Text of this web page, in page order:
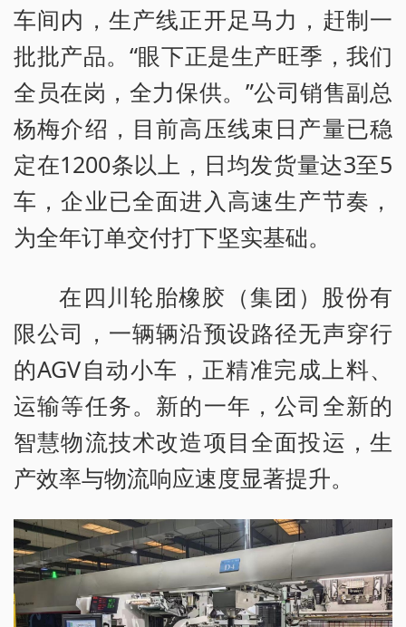
车间内，生产线正开足马力，赶制一
批批产品。“眼下正是生产旺季，我们
全员在岗，全力保供。”公司销售副总
杨梅介绍，目前高压线束日产量已稳
定在1200条以上，日均发货量达3至5
车，企业已全面进入高速生产节奏，
为全年订单交付打下坚实基础。
在四川轮胎橡胶（集团）股份有
限公司，一辆辆沿预设路径无声穿行
的AGV自动小车，正精准完成上料、
运输等任务。新的一年，公司全新的
智慧物流技术改造项目全面投运，生
产效率与物流响应速度显著提升。